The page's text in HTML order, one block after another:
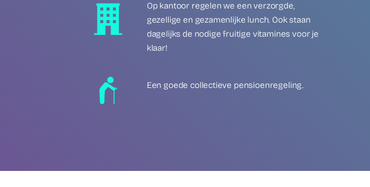
Op kantoor regelen we een verzorgde,
gezellige en gezamenlijke lunch. Ook staan
dagelijks de nodige fruitige vitamines voor je
klaar!
Een goede collectieve pensioenregeling.